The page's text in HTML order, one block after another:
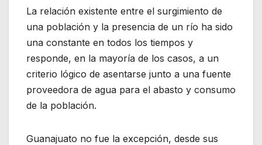
La relación existente entre el surgimiento de
una población y la presencia de un río ha sido
una constante en todos los tiempos y
responde, en la mayoría de los casos, a un
criterio lógico de asentarse junto a una fuente
proveedora de agua para el abasto y consumo
de la población.
Guanajuato no fue la excepción, desde sus